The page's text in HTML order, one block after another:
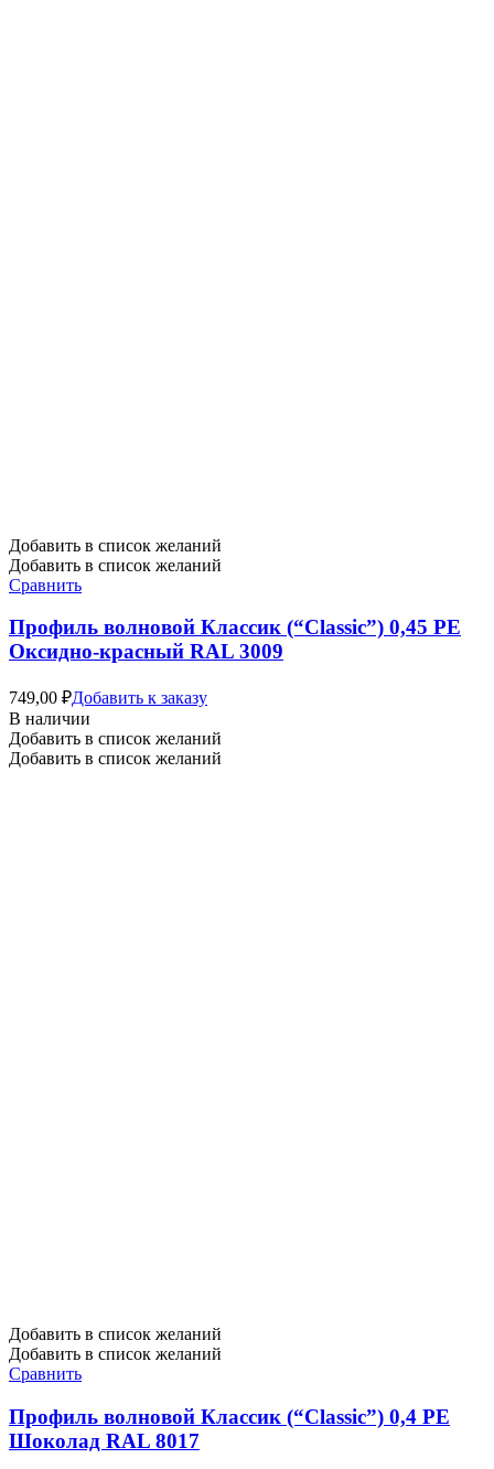
Добавить в список желаний
Добавить в список желаний
Сравнить
Профиль волновой Классик (“Classic”) 0,45 PE
Оксидно-красный RAL 3009
749,00 ₽Добавить к заказу
В наличии
Добавить в список желаний
Добавить в список желаний
Добавить в список желаний
Добавить в список желаний
Сравнить
Профиль волновой Классик (“Classic”) 0,4 PE
Шоколад RAL 8017